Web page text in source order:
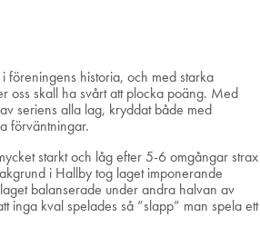
föreningens historia, och med starka
oss skall ha svårt att plocka poäng. Med
seriens alla lag, kryddat både med
förväntningar.
starkt och låg efter 5-6 omgångar strax
i Hallby tog laget imponerande
balanserade under andra halvan av
inga kval spelades så ”slapp” man spela ett